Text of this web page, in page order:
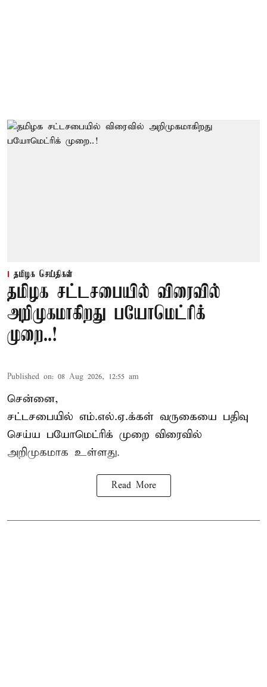
தமிழக செய்திகள்
தமிழக சட்டசபையில் விரைவில்
அறிமுகமாகிறது பயோமெட்ரிக்
முறை..!
Published on: 08 Aug 2026, 12:55 am
சென்னை,
சட்டசபையில் எம்.எல்.ஏ.க்கள் வருகையை பதிவு
செய்ய பயோமெட்ரிக் முறை விரைவில்
அறிமுகமாக உள்ளது.
Read More